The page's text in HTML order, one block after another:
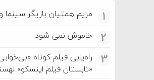
1 مریم همتیان بازیگر
2 خاموش نمی شود
3
راه‌یابی فیلم کوتاه
«تابستان فیلم اینسکو»